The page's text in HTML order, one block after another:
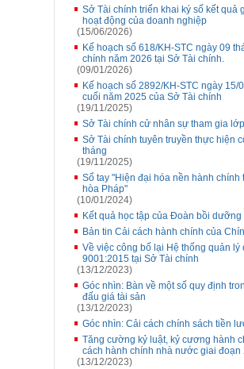
Sở Tài chính triển khai ký số kết quả
hoạt động của doanh nghiệp
(15/06/2026)
Kế hoạch số 618/KH-STC ngày 09
chính năm 2026 tại Sở Tài chính.
(09/01/2026)
Kế hoạch số 2892/KH-STC ngày
cuối năm 2025 của Sở Tài chính
(19/11/2025)
Sở Tài chính cử nhân sự tham gia
Sở Tài chính tuyên truyền thực hiện
tháng
(19/11/2025)
Sổ tay "Hiện đại hóa nền hành
hòa Pháp"
(10/01/2024)
Kết quả học tập của Đoàn bồi
Bản tin Cải cách hành chính của
Về việc công bố lại Hệ thống quản
9001:2015 tại Sở Tài chính
(13/12/2023)
Góc nhìn: Bàn về một số quy định
đấu giá tài sản
(13/12/2023)
Góc nhìn: Cải cách chính sách tiền
Tăng cường kỷ luật, kỷ cương hành
cách hành chính nhà nước giai đoạn
(13/12/2023)